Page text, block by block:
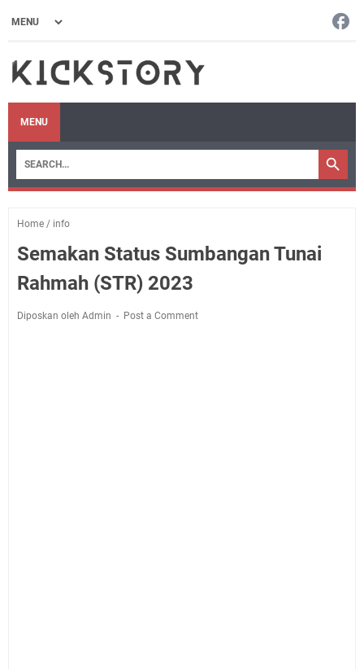
MENU
Home / info
Semakan Status Sumbangan Tunai
Rahmah (STR) 2023
Diposkan oleh Admin Post a Comment